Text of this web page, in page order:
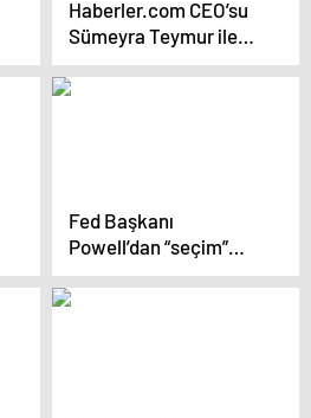
Haberler.com CEO’su
Sümeyra Teymur ile
Dijital yayıncılığa dair
röportaj
Fed Başkanı
Powell’dan “seçim”
mesajı: Kararlarımızda
siyaseti dikkate